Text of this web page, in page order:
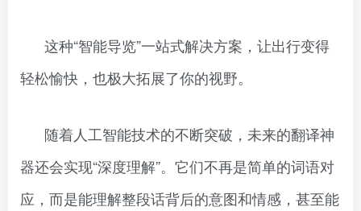
这种“智能导览”一站式解决方案，让出行变得
轻松愉快，也极大拓展了你的视野。
随着人工智能技术的不断突破，未来的翻译神
器还会实现“深度理解”。它们不再是简单的词语对
应，而是能理解整段话背后的意图和情感，甚至能